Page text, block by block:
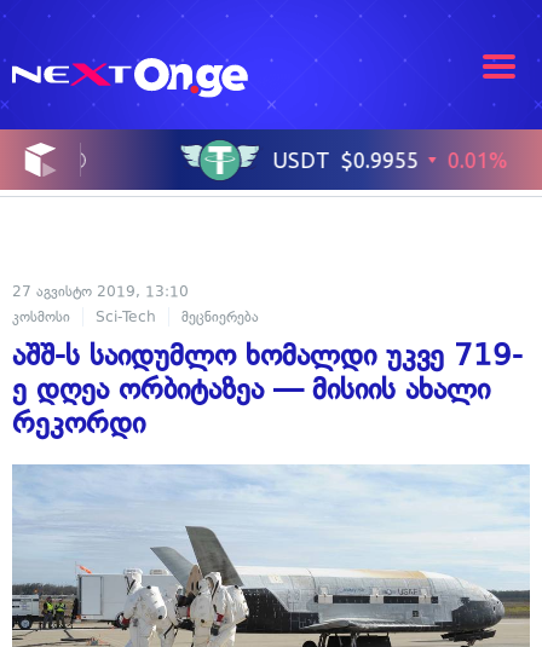
27 აგვისტო 2019, 13:10
კოსმოსი
Sci-Tech მეცნიერება
აშშ-ს საიდუმლო ხომალდი უკვე 719-
ე დღეა ორბიტაზეა — მისიის ახალი
რეკორდი